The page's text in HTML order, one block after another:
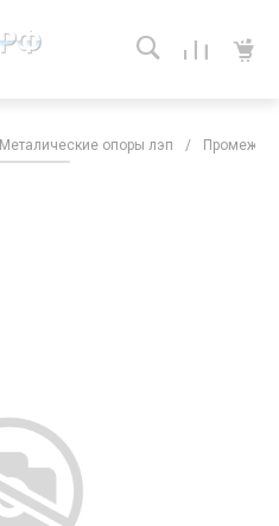
Металические опоры лэп /